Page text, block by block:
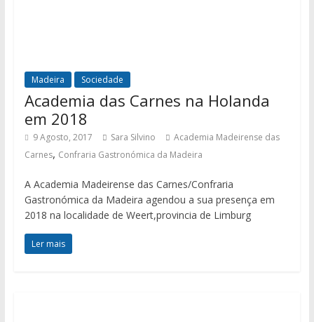
Madeira Sociedade
Academia das Carnes na Holanda
em 2018
9 Agosto, 2017 Sara Silvino
Academia Madeirense das
Carnes, Confraria Gastronómica da Madeira
A Academia Madeirense das Carnes/Confraria
Gastronómica da Madeira agendou a sua presença em
2018 na localidade de Weert,provincia de Limburg
Ler mais